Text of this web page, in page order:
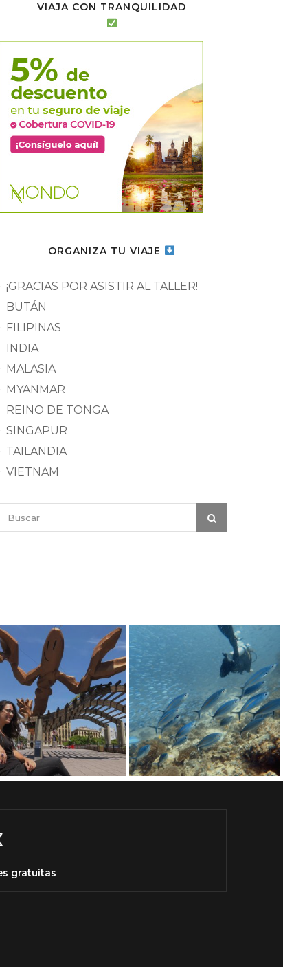
VIAJA CON TRANQUILIDAD
ORGANIZA TU VIAJE
¡GRACIAS POR ASISTIR AL TALLER!
BUTÁN
FILIPINAS
INDIA
MALASIA
MYANMAR
REINO DE TONGA
SINGAPUR
TAILANDIA
VIETNAM
gratuitas